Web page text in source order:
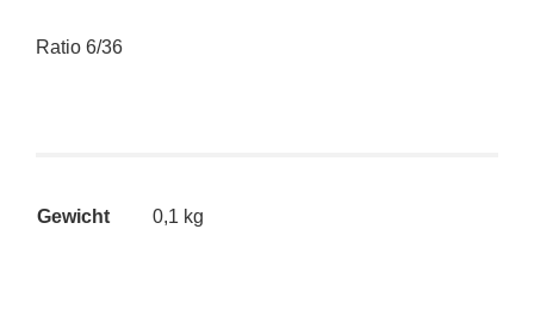
Ratio 6/36
Gewicht 0,1 kg